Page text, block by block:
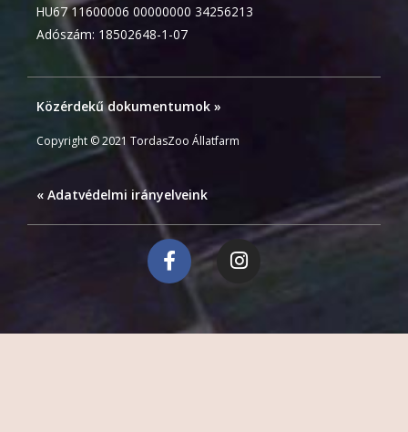
HU67 11600006 00000000 34256213
Adószám: 18502648-1-07
Közérdekű dokumentumok »
Copyright © 2021 TordasZoo Állatfarm
« Adatvédelmi irányelveink
F
a
c
b
I
n
a